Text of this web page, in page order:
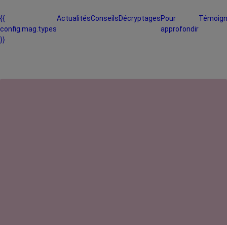
{{
config.mag.types
}}
ActualitésConseilsDécryptagesPour
approfondir